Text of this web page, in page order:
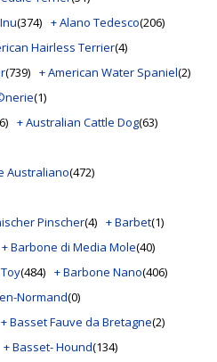
(374) + Alano Tedesco(206)
Hairless Terrier(4)
(739) + American Water Spaniel(2)
(1)
+ Australian Cattle Dog(63)
Australiano(472)
Pinscher(4) + Barbet(1)
+ Barbone di Media Mole(40)
(484) + Barbone Nano(406)
Normand(0)
+ Basset Fauve da Bretagne(2)
+ Basset- Hound(134)